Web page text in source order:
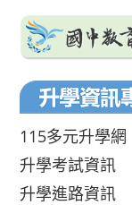
115多元升學網
升學考試資訊
升學進路資訊